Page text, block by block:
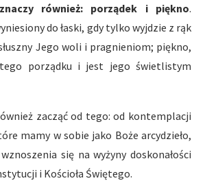
również: porządek i piękno.
do łaski, gdy tylko wyjdzie z rąk
Jego woli i pragnieniom; piękno,
porządku i jest jego świetlistym
zacząć od tego: od kontemplacji
mamy w sobie jako Boże arcydzieło,
się na wyżyny doskonałości
i Kościoła Świętego.